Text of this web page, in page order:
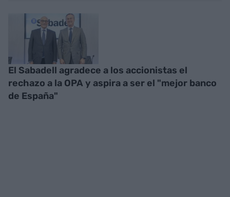
El Sabadell agradece a los accionistas el
rechazo a la OPA y aspira a ser el "mejor banco
de España"